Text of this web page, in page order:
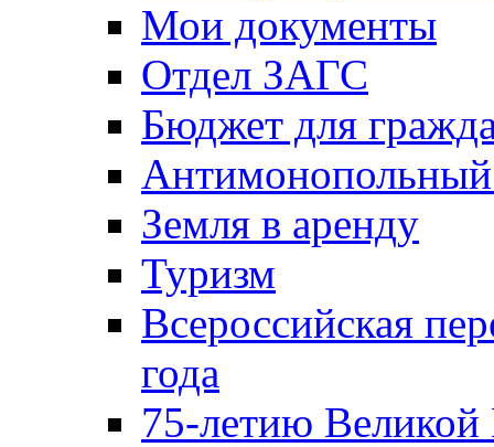
Мои документы
Отдел ЗАГС
Бюджет для
Антимонопольный
Земля в аренду
Туризм
Всероссийская
года
75-летию